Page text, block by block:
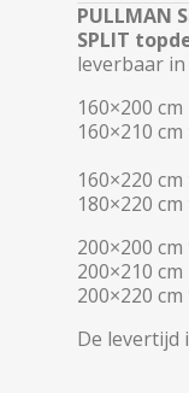
PULLMAN
SPLIT
leverbaar
160×200 cm
160×210 cm
160×220 cm
180×220 cm
200×200 cm
200×210 cm
200×220 cm
De levertijd